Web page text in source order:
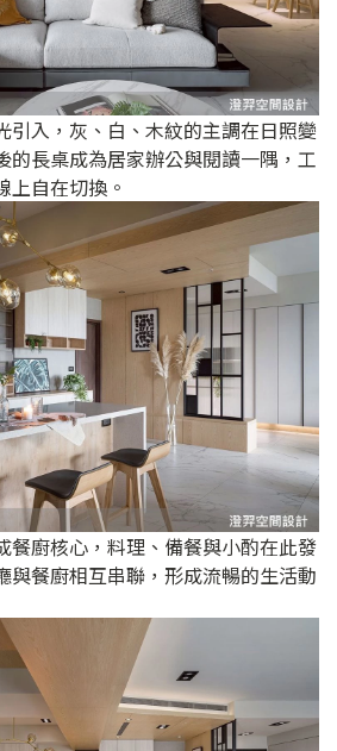
引入，灰、白、木紋的主調在日照變
的長桌成為居家辦公與閱讀一隅，工
上自在切換。
餐廚核心，料理、備餐與小酌在此發
與餐廚相互串聯，形成流暢的生活動